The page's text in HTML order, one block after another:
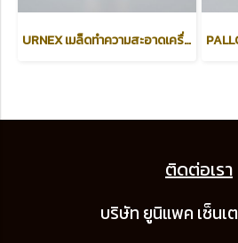
URNEX เมล็ดทำความสะอาดเครื่องบด URNEX GRINDZ
ติดต่อเรา
บริษัท ยูนิแพค เซ็นเต